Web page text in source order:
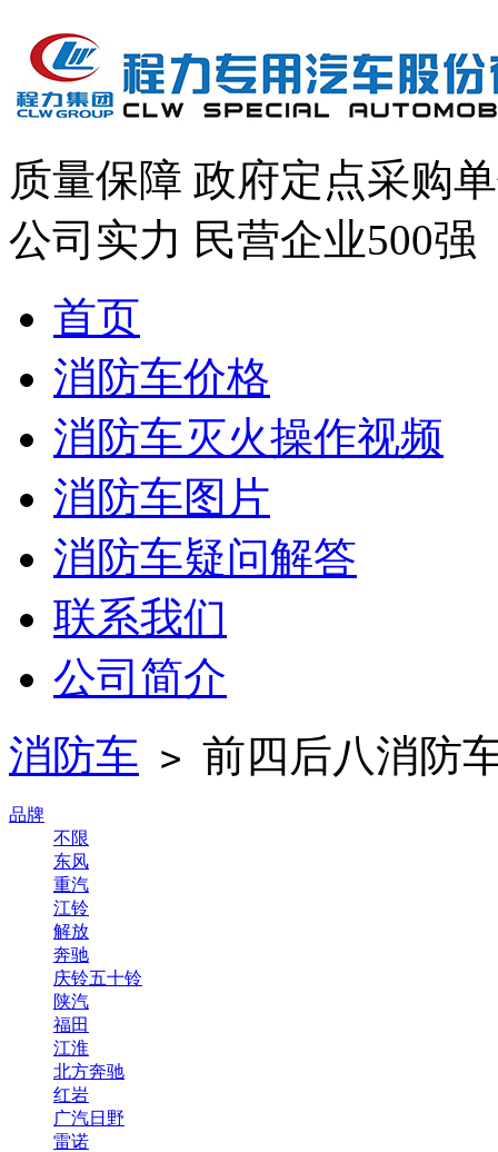
质量保障 政府定点采购
公司实力 民营企业500强
首页
消防车价格
消防车灭火操作视频
消防车图片
消防车疑问解答
联系我们
公司简介
消防车 > 前四后八消防
品牌
不限
东风
重汽
江铃
解放
奔驰
庆铃五十铃
陕汽
福田
江淮
北方奔驰
红岩
广汽日野
雷诺